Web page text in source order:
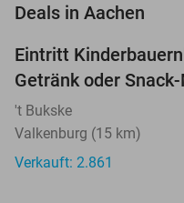
Deals in Aachen
Eintritt
Getränk oder
't Bukske
Valkenburg (15 km)
Verkauft: 2.861